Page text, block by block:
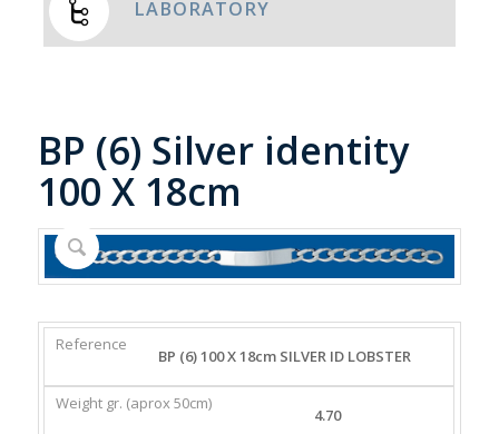
LABORATORY
BP (6) Silver identity
100 X 18cm
REFERENCE
WEIGHT
GR.
(APROX
DIAMETER/WIDTH
BP (6) 100 X 18cm SILVER ID LOBSTER
4.70